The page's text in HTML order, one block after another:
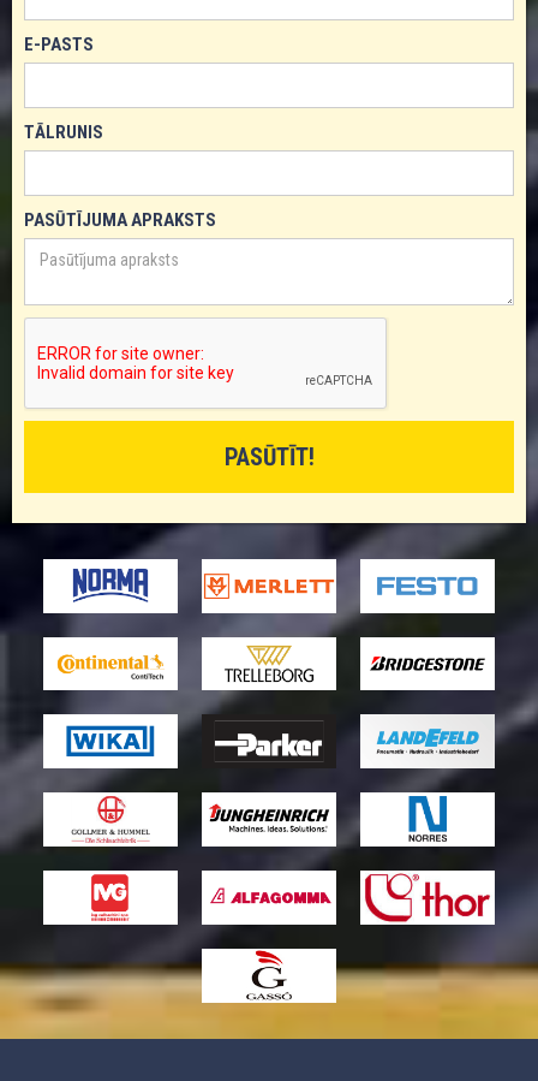
E-PASTS
TĀLRUNIS
PASŪTĪJUMA APRAKSTS